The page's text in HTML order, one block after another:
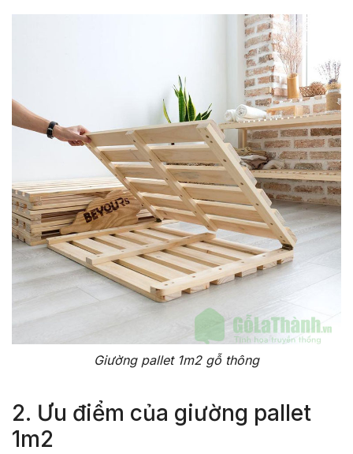
Giường pallet 1m2 gỗ thông
2. Ưu điểm của giường pallet
1m2